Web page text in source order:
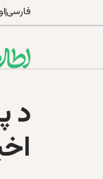
فارسی